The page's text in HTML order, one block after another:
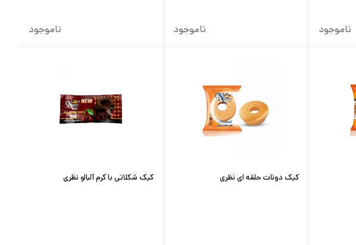
ناموجود ناموجود ناموجود
کیک دونات حلقه ای نظری کیک شکلاتی با کرم آلبالو نظری